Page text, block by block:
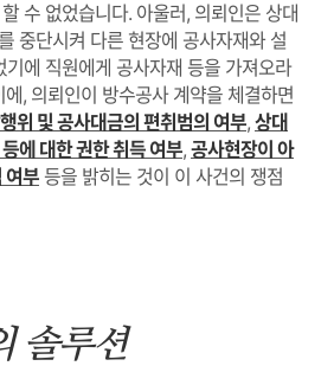
수 없었습니다. 아울러, 의뢰인은 상대
중단시켜 다른 현장에 공사자재와 설
에 직원에게 공사자재 등을 가져오라
, 의뢰인이 방수공사 계약을 체결하면
위 및 공사대금의 편취범의 여부, 상대
에 대한 권한 취득 여부, 공사현장이 아
여부 등을 밝히는 것이 이 사건의 쟁점
솔루션